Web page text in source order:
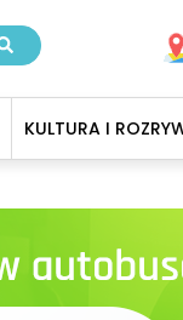
KULTURA I